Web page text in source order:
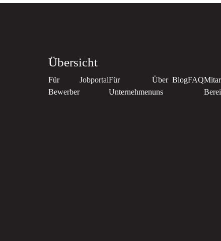
Übersicht
Für
Bewerber
JobportalFür
Unternehmen
Über
uns
BlogFAQ